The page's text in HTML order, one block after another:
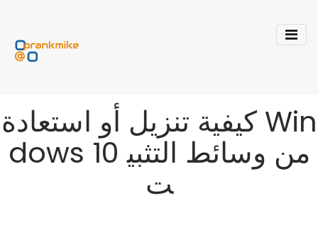
كيفية تنزيل أو استعادة Win
dows 10 من وسائط التثبي
ت